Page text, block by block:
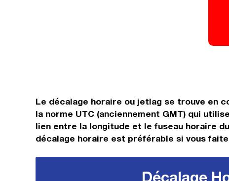
Le décalage horaire ou jetlag se trouve en
la norme UTC (anciennement GMT) qui
lien entre la longitude et le fuseau horaire
décalage horaire est préférable si vous
Décalage